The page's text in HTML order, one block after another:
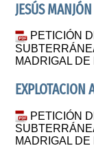
JESÚS
PETICIÓN
MADRIGAL
EXPLOTACION
PETICIÓN
MADRIGAL